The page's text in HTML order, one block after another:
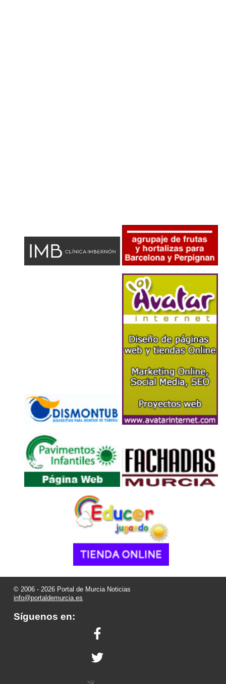
© 2006 - 2026 Portal de Murcia Noticias
info@portaldemurcia.es
Síguenos en: